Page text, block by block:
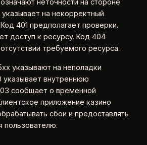
неточности на стороне
на некорректный
401 предполагает проверки.
доступ к ресурсу. Код 404
требуемого ресурса.
указывают на неполадки
указывает внутреннюю
сообщает о временной
приложение казино
сбои и предоставлять
пользователю.